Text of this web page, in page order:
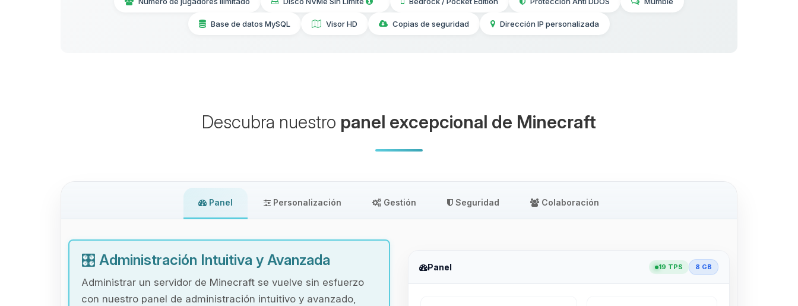
Base de datos MySQL Visor HD Copias de seguridad Dirección IP personalizada
Descubra nuestro panel excepcional de Minecraft
Panel Personalización Gestión Seguridad Colaboración
🎛️ Administración Intuitiva y Avanzada
Administrar un servidor de Minecraft se vuelve sin esfuerzo
con nuestro panel de administración intuitivo y avanzado,
Panel 19 TPS 8 GB